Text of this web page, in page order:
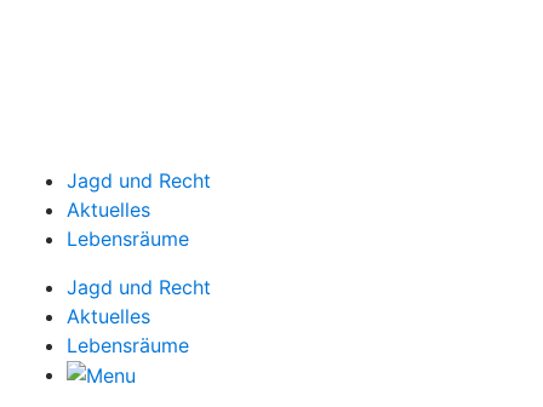
Jagd und Recht
Aktuelles
Lebensräume
Jagd und Recht
Aktuelles
Lebensräume